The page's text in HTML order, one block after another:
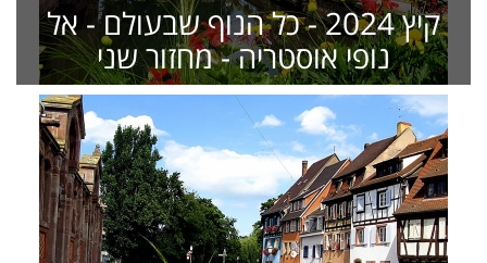
קיץ 2024 - כל הנוף שבעולם - אל
נופי אוסטריה - מחזור שני